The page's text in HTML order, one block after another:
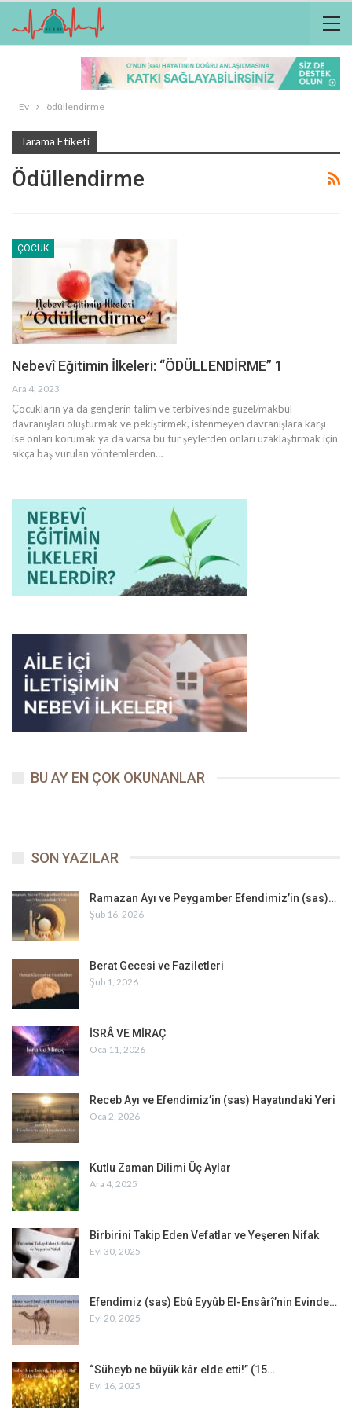
Ev ödüllendirme
Tarama Etiketi
Ödüllendirme
ÇOCUK
Nebevî Eğitimin İlkeleri: “ÖDÜLLENDİRME” 1
Ara 4, 2023
Çocukların ya da gençlerin talim ve terbiyesinde güzel/makbul
davranışları oluşturmak ve pekiştirmek, istenmeyen davranışlara karşı
ise onları korumak ya da varsa bu tür şeylerden onları uzaklaştırmak için
sıkça baş vurulan yöntemlerden…
BU AY EN ÇOK OKUNANLAR
SON YAZILAR
Ramazan Ayı ve Peygamber Efendimiz’in (sas)…
Şub 16, 2026
Berat Gecesi ve Faziletleri
Şub 1, 2026
İSRÂ VE MİRAÇ
Oca 11, 2026
Receb Ayı ve Efendimiz’in (sas) Hayatındaki Yeri
Oca 2, 2026
Kutlu Zaman Dilimi Üç Aylar
Ara 4, 2025
Birbirini Takip Eden Vefatlar ve Yeşeren Nifak
Eyl 30, 2025
Efendimiz (sas) Ebû Eyyûb El-Ensârî’nin Evinde…
Eyl 20, 2025
“Süheyb ne büyük kâr elde etti!” (15…
Eyl 16, 2025